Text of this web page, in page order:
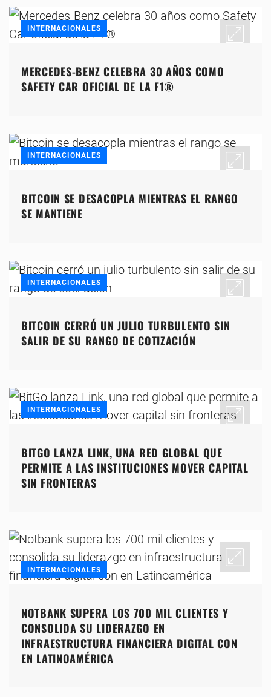
INTERNACIONALES
MERCEDES-BENZ CELEBRA 30 AÑOS COMO
SAFETY CAR OFICIAL DE LA F1®
INTERNACIONALES
BITCOIN SE DESACOPLA MIENTRAS EL RANGO
SE MANTIENE
INTERNACIONALES
BITCOIN CERRÓ UN JULIO TURBULENTO SIN
SALIR DE SU RANGO DE COTIZACIÓN
INTERNACIONALES
BITGO LANZA LINK, UNA RED GLOBAL QUE
PERMITE A LAS INSTITUCIONES MOVER CAPITAL
SIN FRONTERAS
INTERNACIONALES
NOTBANK SUPERA LOS 700 MIL CLIENTES Y
CONSOLIDA SU LIDERAZGO EN
INFRAESTRUCTURA FINANCIERA DIGITAL CON
EN LATINOAMÉRICA